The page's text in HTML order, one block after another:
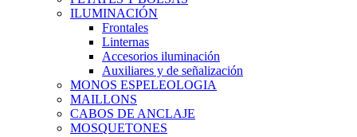
ILUMINACIÓN
Frontales
Linternas
Accesorios iluminación
Auxiliares y de señalización
MONOS ESPELEOLOGIA
MAILLONS
CABOS DE ANCLAJE
MOSQUETONES